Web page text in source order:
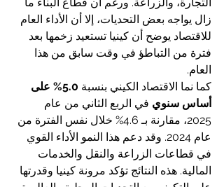
زال يواجه بعض التحديات، إلا أن الأداء العام
للاقتصاد يوضح أن كينيا تستعيد زخمها بعد
فترة من التباطؤ في وقت سابق من هذا
العام.
كما نما الاقتصاد الكيني بنسبة
5.0% على
أساس سنوي في الربع الثاني من عام
2025، مقارنة بـ 4.6% خلال نفس الفترة من
عام 2024. وقد دعم هذا النمو الأداء القوي
في قطاعات الزراعة والنقل والخدمات
المالية. هذه النتائج تؤكد مرونة كينيا وقدرتها